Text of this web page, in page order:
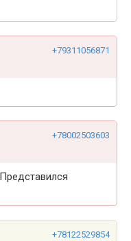
+79311056871
+78002503603
+78122529854